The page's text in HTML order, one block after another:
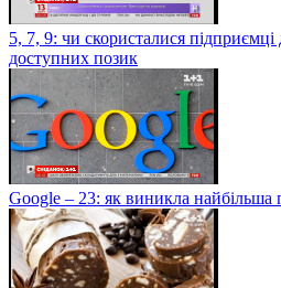
5, 7, 9: чи скористалися
доступних позик
Google – 23: як виникла найбільша